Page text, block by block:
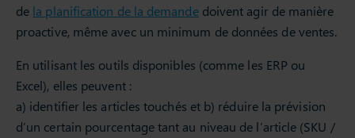
de la planification de la demandedoivent agir de manière
proactive, même avec un minimum de données de ventes.
En utilisant les outils disponibles (comme les ERP ou
Excel), elles peuvent :
a) identifier les articles touchés et b) réduire la prévision
d’un certain pourcentage tant au niveau de l’article (SKU /